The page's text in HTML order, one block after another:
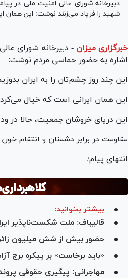
دبیرخانه شورای عالی امنیت ملی در
شهید را فریاد می‌زنند نوشت: این همان
خبرگزاری میزان - دبیرخانه شورای
اشاره به حضور حماسی مردم نوشت:
این چند روز چشم‌تان را به ایران
این همان ایرانی است که خیال
این دریای خروشان جمعیت، حالا در
مقاومت در برابر دشمنان و انتقام
انتهای پیام/
بیشتر بخوانید:
قالیباف: ملت شکست‌ناپذیر
حضور بیش از شش میلیون زائر
«باید برخاست» بر پیکره برج
مهاجرانی: پیگیری حقوقی